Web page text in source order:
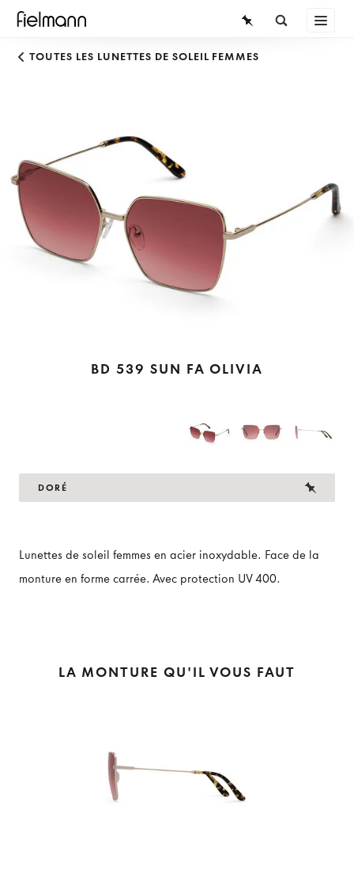
LUNETTES
CONNAISSANCES
SERVICE
TOUTES LES LUNETTES DE SOLEIL FEMMES
BD 539 SUN FA OLIVIA
DORÉ
Lunettes de soleil femmes en acier inoxydable. Face de la
monture en forme carrée. Avec protection UV 400.
LA MONTURE QU'IL VOUS FAUT